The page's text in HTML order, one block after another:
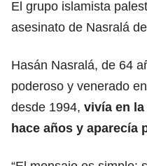
El grupo islamista
asesinato de Nasralá de
Hasán Nasralá, de 64
poderoso y venerado
desde 1994, vivía en
hace años y aparecía